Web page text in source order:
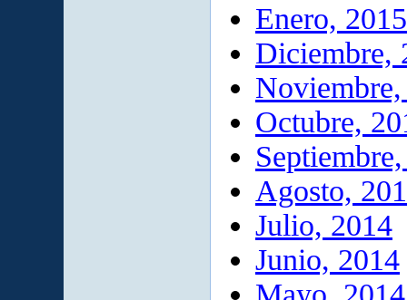
Enero, 2015
Diciembre,
Octubre,
Agosto,
Julio, 2014
Junio, 2014